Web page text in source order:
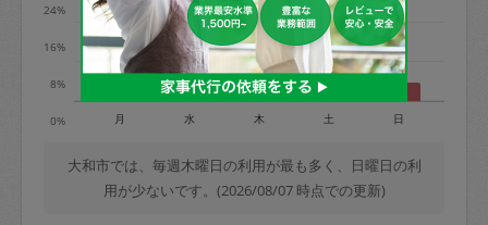
金曜日9時～土曜日8時まで＝依頼金額の
100%
土曜日8時〜実施時間＝依頼金額の100%
＋交通費全額
依頼者不在による当日キャンセル＝依頼
金額の100%＋交通費全額
0%
8%
16%
24%
月 水 木 土 日
大和市では、毎週木曜日の利用が最も多く、日曜日の利
用が少ないです。(2026/08/07 時点での更新)